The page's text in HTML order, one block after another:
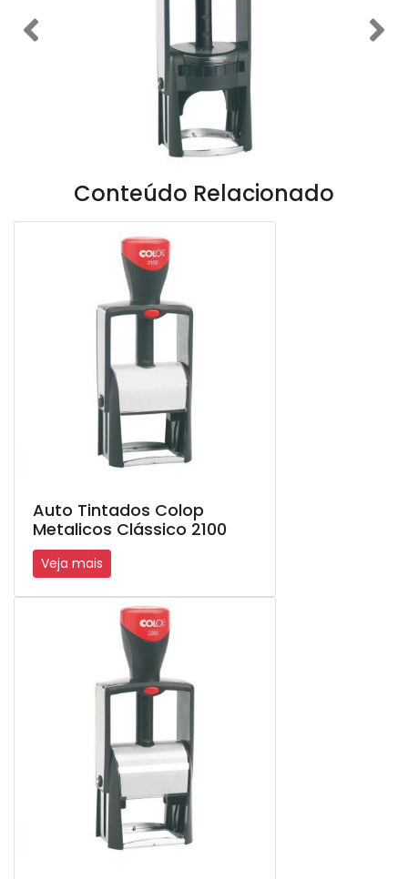
Previous Next
Conteúdo Relacionado
Auto Tintados Colop
Metalicos Clássico 2100
Veja mais